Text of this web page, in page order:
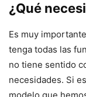
¿Qué
Es muy
tenga todas las
no tiene sentido
necesidades. Si